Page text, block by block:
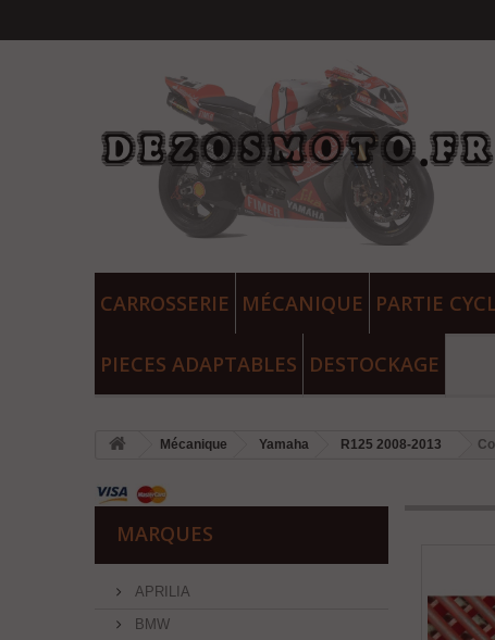
CARROSSERIE MÉCANIQUE PARTIE
PIECES ADAPTABLES DESTOCKAGE
Mécanique Yamaha R125 2008-2013
MARQUES
APRILIA
BMW